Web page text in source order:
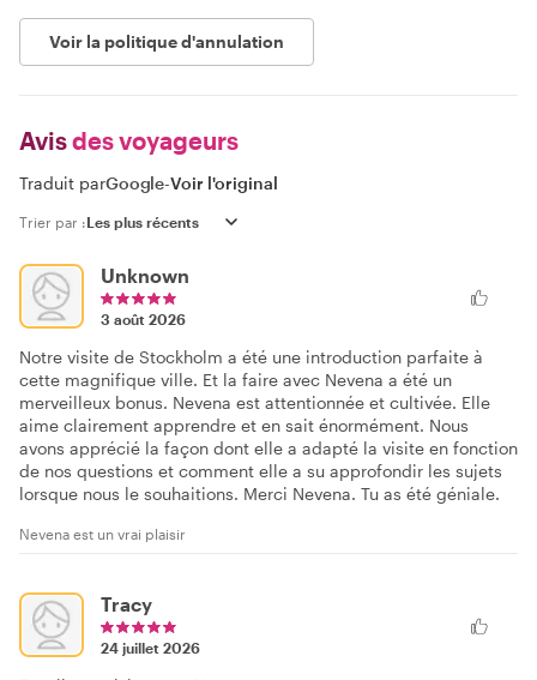
Voir la politique d'annulation
Avisdes voyageurs
Traduit parGoogle-Voir l'original
Trier par :
Unknown
3 août 2026
Notre visite de Stockholm a été une introduction parfaite à
cette magnifique ville. Et la faire avec Nevena a été un
merveilleux bonus. Nevena est attentionnée et cultivée. Elle
aime clairement apprendre et en sait énormément. Nous
avons apprécié la façon dont elle a adapté la visite en fonction
de nos questions et comment elle a su approfondir les sujets
lorsque nous le souhaitions. Merci Nevena. Tu as été géniale.
Nevena est un vrai plaisir
Tracy
24 juillet 2026